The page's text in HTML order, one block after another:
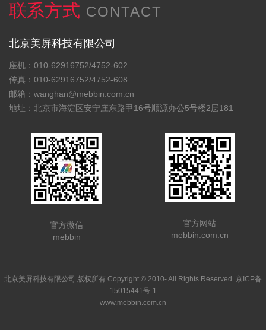
联系方式 CONTACT
北京美屏科技有限公司
座机：010-62916752/4752-602
传真：010-62916752/4752-608
邮箱：wanghan@mebbin.com.cn
地址：北京市海淀区安宁庄东路甲16号顺源办公5号楼2层181
官方微信
mebbin
官方网站
mebbin.com.cn
北京美屏科技有限公司 版权所有 Copyright © 2010- All Rights Reserved. 京ICP备
15015441号-1
www.mebbin.com.cn